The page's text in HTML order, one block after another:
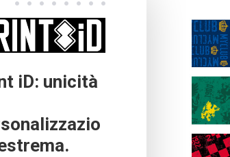
iD: unicità